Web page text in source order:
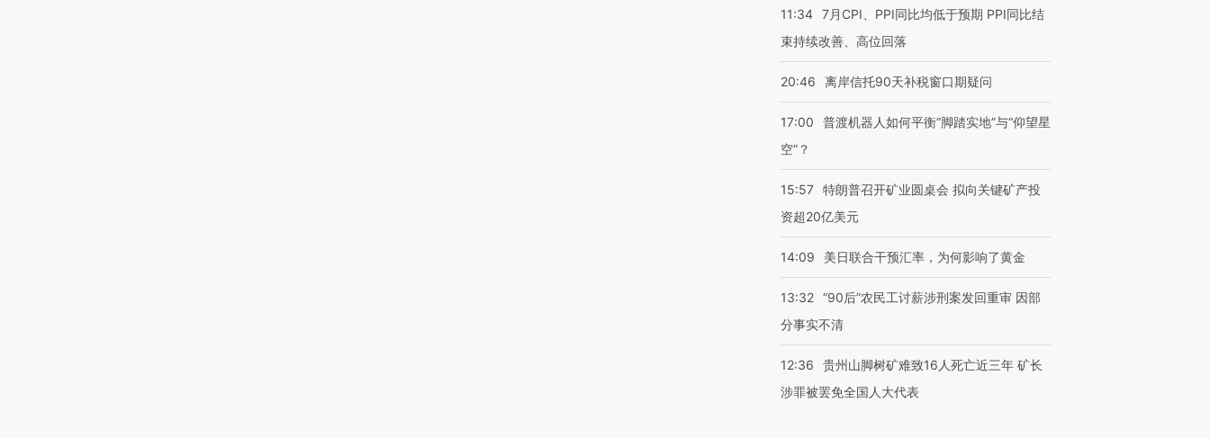
11:34 7月CPI、PPI同比均低于预期 PPI同比结
束持续改善、高位回落
20:46 离岸信托90天补税窗口期疑问
17:00
普渡机器人如何平衡“脚踏实地”与“仰望星
空”？
15:57 特朗普召开矿业圆桌会 拟向关键矿产投
资超20亿美元
14:09 美日联合干预汇率，为何影响了黄金
13:32 “90后”农民工讨薪涉刑案发回重审 因部
分事实不清
12:36
贵州山脚树矿难致16人死亡近三年 矿长
涉罪被罢免全国人大代表